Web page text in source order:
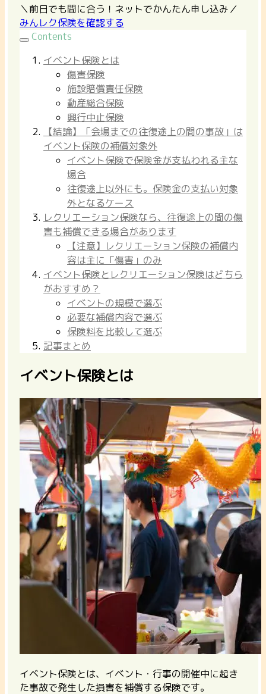
＼前日でも間に合う！ネットでかんたん申し込み／
みんレク保険を確認する
Contents
イベント保険とは
傷害保険
施設賠償責任保険
動産総合保険
興行中止保険
【結論】「会場までの往復途上の間の事故」は
イベント保険の補償対象外
イベント保険で保険金が支払われる主な
場合
往復途上以外にも。保険金の支払い対象
外となるケース
レクリエーション保険なら、往復途上の間の傷
害も補償できる場合があります
【注意】レクリエーション保険の補償内
容は主に「傷害」のみ
イベント保険とレクリエーション保険はどちら
がおすすめ？
イベントの規模で選ぶ
必要な補償内容で選ぶ
保険料を比較して選ぶ
記事まとめ
イベント保険とは
イベント保険とは、イベント・行事の開催中に起き
た事故で発生した損害を補償する保険です。